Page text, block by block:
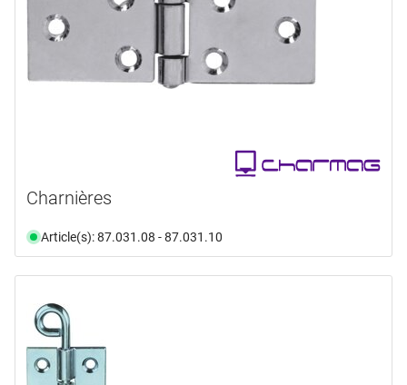
Charnières
Article(s): 87.031.08 - 87.031.10